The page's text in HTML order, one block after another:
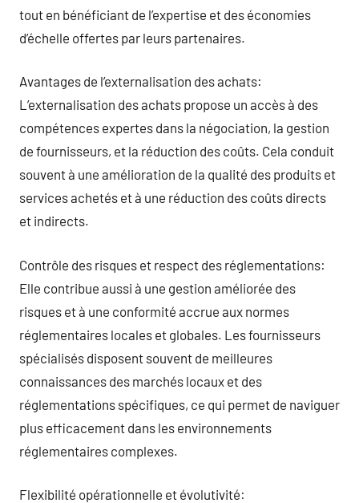
tout en bénéficiant de l’expertise et des économies
d’échelle offertes par leurs partenaires.
Avantages de l’externalisation des achats:
L’externalisation des achats propose un accès à des
compétences expertes dans la négociation, la gestion
de fournisseurs, et la réduction des coûts. Cela conduit
souvent à une amélioration de la qualité des produits et
services achetés et à une réduction des coûts directs
et indirects.
Contrôle des risques et respect des réglementations:
Elle contribue aussi à une gestion améliorée des
risques et à une conformité accrue aux normes
réglementaires locales et globales. Les fournisseurs
spécialisés disposent souvent de meilleures
connaissances des marchés locaux et des
réglementations spécifiques, ce qui permet de naviguer
plus efficacement dans les environnements
réglementaires complexes.
Flexibilité opérationnelle et évolutivité: